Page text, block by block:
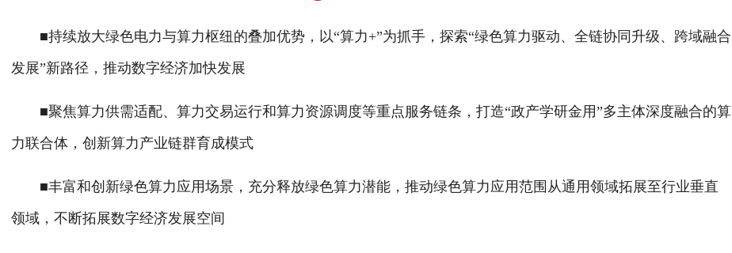
■持续放大绿色电力与算力枢纽的叠加优势，以“算力+”为抓手，探索“绿色算力驱动、全链协同升级、跨域融合
发展”新路径，推动数字经济加快发展
■聚焦算力供需适配、算力交易运行和算力资源调度等重点服务链条，打造“政产学研金用”多主体深度融合的算
力联合体，创新算力产业链群育成模式
■丰富和创新绿色算力应用场景，充分释放绿色算力潜能，推动绿色算力应用范围从通用领域拓展至行业垂直
领域，不断拓展数字经济发展空间